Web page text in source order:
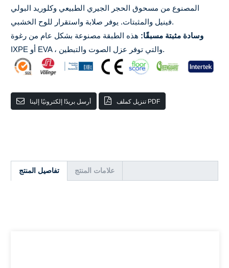
المصنوع من مسحوق الحجر الجيري الطبيعي وكلوريد البولي
فينيل والمثبتات. يوفر صلابة واستقرار للوح الخشبي.
وسادة مثبتة مسبقًا: هذه الطبقة مصنوعة بشكل عام من رغوة
IXPE أو EVA ، والتي توفر عزل الصوت والتبطين.
أرسل بريدًا إلكترونيًا إلينا تنزيل كملف PDF
تفاصيل المنتج علامات المنتج